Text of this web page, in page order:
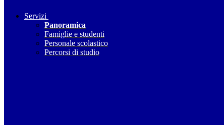
Servizi
Panoramica
Famiglie e studenti
Personale scolastico
Percorsi di studio